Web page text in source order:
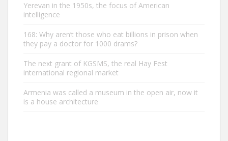
Yerevan in the 1950s, the focus of American
intelligence
168: Why aren’t those who eat billions in prison when
they pay a doctor for 1000 drams?
The next grant of KGSMS, the real Hay Fest
international regional market
Armenia was called a museum in the open air, now it
is a house architecture